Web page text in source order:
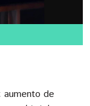
aumento de